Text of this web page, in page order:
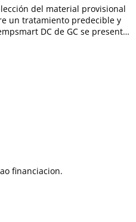
del material provisional
un tratamiento predecible y
DC de GC se presenta
o financiacion.